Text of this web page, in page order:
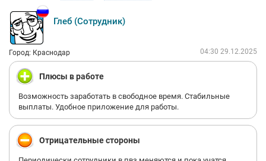
Глеб (Сотрудник)
Город: Краснодар 04:30 29.12.2025
Плюсы в работе
Возможность заработать в свободное время. Стабильные
выплаты. Удобное приложение для работы.
Отрицательные стороны